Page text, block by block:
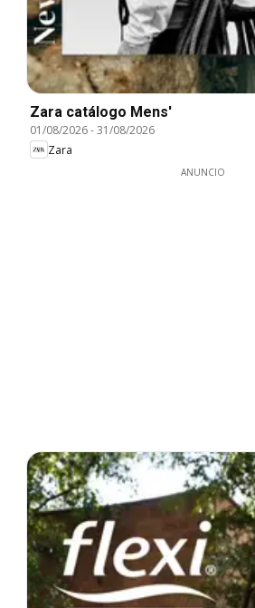
Zara catálogo Mens'
01/08/2026-31/08/2026
Zara
ANUNCIO